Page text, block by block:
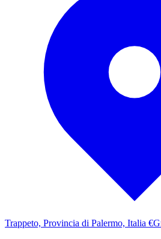
Trappeto, Provincia di Palermo, Italia